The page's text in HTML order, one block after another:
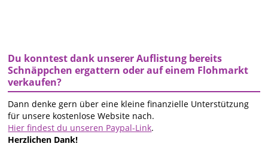
Du konntest dank unserer Auflistung bereits
Schnäppchen ergattern oder auf einem Flohmarkt
verkaufen?
Dann denke gern über eine kleine finanzielle Unterstützung
für unsere kostenlose Website nach.
Hier findest du unseren Paypal-Link.
Herzlichen Dank!